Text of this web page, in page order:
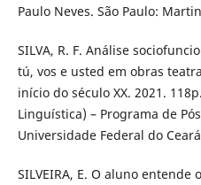
Paulo Neves. São Paulo:
SILVA, R. F. Análise
tú, vos e usted em obras
início do século XX. 2021.
Linguística) – Programa de
Universidade Federal do
SILVEIRA, E. O aluno entende